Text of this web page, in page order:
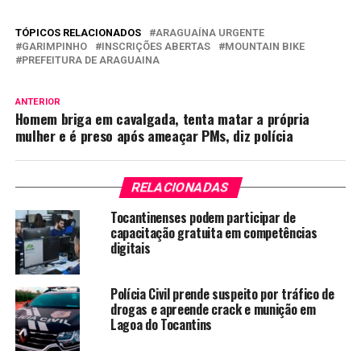
TÓPICOS RELACIONADOS
ARAGUAÍNA URGENTE
GARIMPINHO
INSCRIÇÕES ABERTAS
MOUNTAIN BIKE
PREFEITURA DE ARAGUAINA
ANTERIOR
Homem briga em cavalgada, tenta matar a própria
mulher e é preso após ameaçar PMs, diz polícia
RELACIONADAS
Tocantinenses podem participar de
capacitação gratuita em competências
digitais
Polícia Civil prende suspeito por tráfico de
drogas e apreende crack e munição em
Lagoa do Tocantins